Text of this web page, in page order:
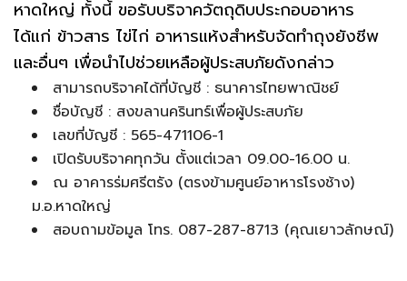
หาดใหญ่ ทั้งนี้ ขอรับบริจาควัตถุดิบประกอบอาหาร
ได้แก่ ข้าวสาร ไข่ไก่ อาหารแห้งสำหรับจัดทำถุงยังชีพ
และอื่นๆ เพื่อนำไปช่วยเหลือผู้ประสบภัยดังกล่าว
สามารถบริจาคได้ที่บัญชี : ธนาคารไทยพาณิชย์
ชื่อบัญชี : สงขลานครินทร์เพื่อผู้ประสบภัย
เลขที่บัญชี : 565-471106-1
เปิดรับบริจาคทุกวัน ตั้งแต่เวลา 09.00-16.00 น.
ณ อาคารร่มศรีตรัง (ตรงข้ามศูนย์อาหารโรงช้าง)
ม.อ.หาดใหญ่
สอบถามข้อมูล โทร. 087-287-8713 (คุณเยาวลักษณ์)